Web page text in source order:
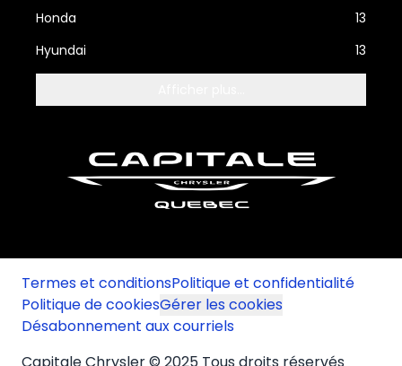
Honda
13
Hyundai
13
Termes et conditionsPolitique et confidentialité
Politique de cookiesGérer les cookies
Désabonnement aux courriels
Capitale Chrysler © 2025 Tous droits réservés